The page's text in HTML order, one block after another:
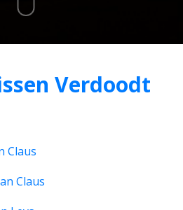
Verdoodt
Claus
Claus